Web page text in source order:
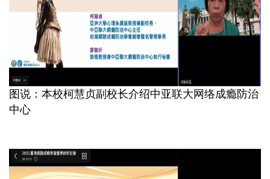
图说：本校柯慧贞副校长介绍中亚联大网络成瘾防治
中心